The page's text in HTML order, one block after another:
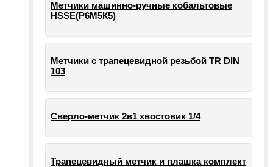
Метчики машинно-ручные кобальтовые
HSSE(Р6М5К5)
Метчики с трапецевидной резьбой TR DIN
103
Сверло-метчик 2в1 хвостовик 1/4
Трапецевидный метчик и плашка комплект